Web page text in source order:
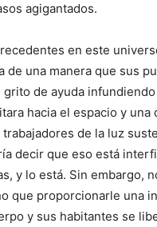
agigantados.
en este
de una manera que sus
de ayuda
hacia el espacio y
de la luz
decir que eso está
y lo está. Sin embargo,
que proporcionarle una
y sus habitantes se